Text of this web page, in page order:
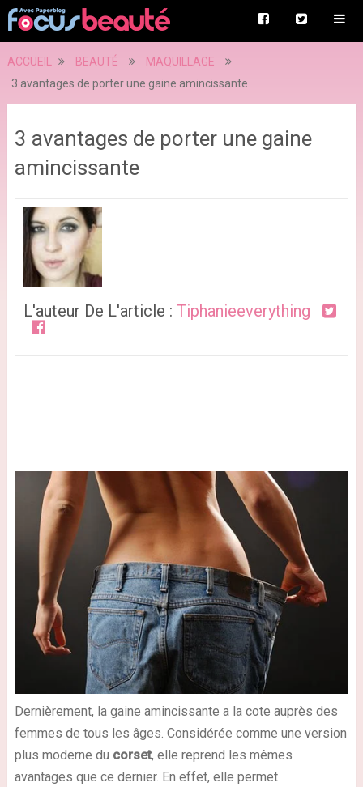
ACCUEIL BEAUTÉ
MAQUILLAGE
3 avantages de porter une gaine amincissante
3 avantages de porter une gaine
amincissante
L'auteur De L'article : Tiphanieeverything
Dernièrement, la gaine amincissante a la cote auprès des
femmes de tous les âges. Considérée comme une version
plus moderne du corset, elle reprend les mêmes
avantages que ce dernier. En effet, elle permet